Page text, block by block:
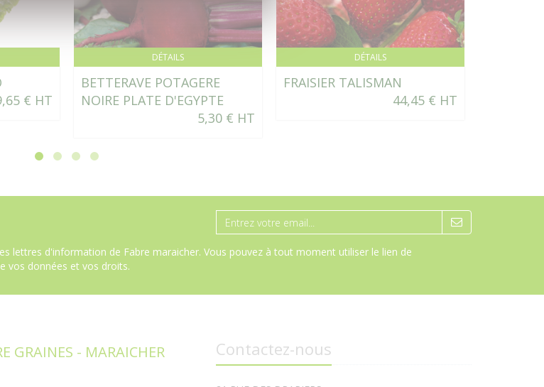
€ HT
DÉTAILS
BETTERAVE POTAGERE
NOIRE PLATE D'EGYPTE
5,30 € HT
DÉTAILS
FRAISIER TALISMAN
44,45 € HT
lettres d'information de Fabre maraicher. Vous pouvez à tout moment utiliser le lien de
vos données et vos droits.
GRAINES - MARAICHER Contactez-nous